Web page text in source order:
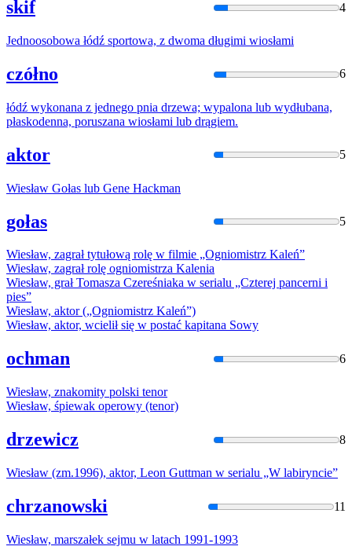
skif 4
Jednoosobowa łódź sportowa, z dwoma długimi wiosłami
czółno 6
łódź wykonana z jednego pnia drzewa; wypalona lub wydłubana,
płaskodenna, poruszana wiosłami lub drągiem.
aktor 5
Wiesław Gołas lub Gene Hackman
gołas 5
Wiesław, zagrał tytułową rolę w filmie „Ogniomistrz Kaleń”
Wiesław, zagrał rolę ogniomistrza Kalenia
Wiesław, grał Tomasza Czereśniaka w serialu „Czterej pancerni i
pies”
Wiesław, aktor („Ogniomistrz Kaleń”)
Wiesław, aktor, wcielił się w postać kapitana Sowy
ochman 6
Wiesław, znakomity polski tenor
Wiesław, śpiewak operowy (tenor)
drzewicz 8
Wiesław (zm.1996), aktor, Leon Guttman w serialu „W labiryncie”
chrzanowski 11
Wiesław, marszałek sejmu w latach 1991-1993